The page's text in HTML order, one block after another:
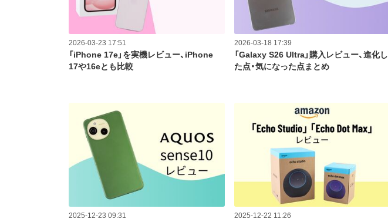
2026-03-23 17:51
「iPhone 17e」を実機レビュー、iPhone
17や16eとも比較
2026-03-18 17:39
「Galaxy S26 Ultra」購入レビュー、進化し
た点・気になった点まとめ
2025-12-23 09:31 2025-12-22 11:26